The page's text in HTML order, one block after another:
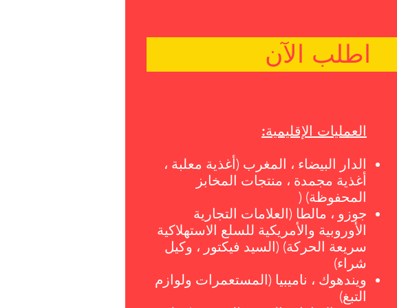
اطلب الآن
العمليات الإقليمية:
الدار البيضاء ، المغرب (أغذية معلبة ،
أغذية مجمدة ، منتجات المخابز
المحفوظة) (
جوزو ، مالطا (العلامات التجارية
الأوروبية والأمريكية للسلع الاستهلاكية
سريعة الحركة) (السيد فيكتور ، وكيل
شراء)
ويندهوك ، ناميبيا (المستعمرات ولوازم
التبغ)